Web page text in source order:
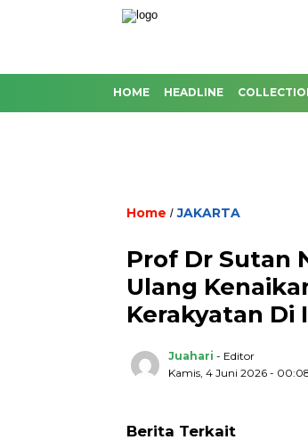
HOME HEADLINE
Home /JAKARTA
Prof Dr Sutan
Ulang
Kerakyatan Di
Juahari - Editor
Kamis, 4 Juni 2026 -
Berita Terkait